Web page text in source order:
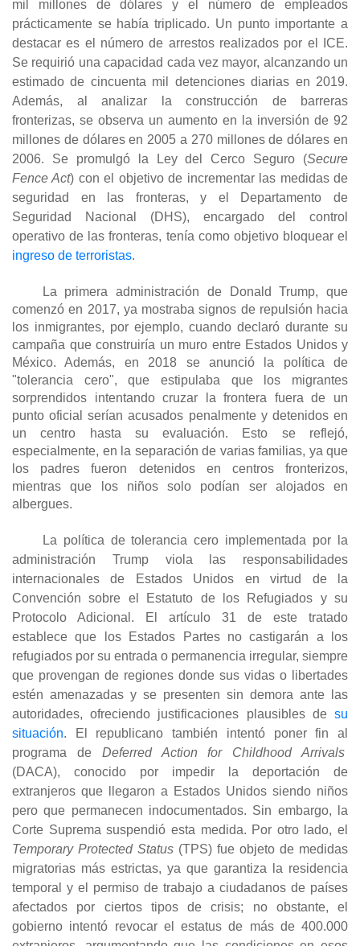
mil millones de dólares y el número de empleados
prácticamente se había triplicado. Un punto importante a
destacar es el número de arrestos realizados por el ICE.
Se requirió una capacidad cada vez mayor, alcanzando un
estimado de cincuenta mil detenciones diarias en 2019.
Además, al analizar la construcción de barreras
fronterizas, se observa un aumento en la inversión de 92
millones de dólares en 2005 a 270 millones de dólares en
2006. Se promulgó la Ley del Cerco Seguro (Secure
Fence Act) con el objetivo de incrementar las medidas de
seguridad en las fronteras, y el Departamento de
Seguridad Nacional (DHS), encargado del control
operativo de las fronteras, tenía como objetivo bloquear el
ingreso de terroristas.
La primera administración de Donald Trump, que
comenzó en 2017, ya mostraba signos de repulsión hacia
los inmigrantes, por ejemplo, cuando declaró durante su
campaña que construiría un muro entre Estados Unidos y
México. Además, en 2018 se anunció la política de
"tolerancia cero", que estipulaba que los migrantes
sorprendidos intentando cruzar la frontera fuera de un
punto oficial serían acusados ​​penalmente y detenidos en
un centro hasta su evaluación. Esto se reflejó,
especialmente, en la separación de varias familias, ya que
los padres fueron detenidos en centros fronterizos,
mientras que los niños solo podían ser alojados en
albergues.
La política de tolerancia cero implementada por la
administración Trump viola las responsabilidades
internacionales de Estados Unidos en virtud de la
Convención sobre el Estatuto de los Refugiados y su
Protocolo Adicional. El artículo 31 de este tratado
establece que los Estados Partes no castigarán a los
refugiados por su entrada o permanencia irregular, siempre
que provengan de regiones donde sus vidas o libertades
estén amenazadas y se presenten sin demora ante las
autoridades, ofreciendo justificaciones plausibles de su
situación. El republicano también intentó poner fin al
programa de Deferred Action for Childhood Arrivals
(DACA), conocido por impedir la deportación de
extranjeros que llegaron a Estados Unidos siendo niños
pero que permanecen indocumentados. Sin embargo, la
Corte Suprema suspendió esta medida. Por otro lado, el
Temporary Protected Status (TPS) fue objeto de medidas
migratorias más estrictas, ya que garantiza la residencia
temporal y el permiso de trabajo a ciudadanos de países
afectados por ciertos tipos de crisis; no obstante, el
gobierno intentó revocar el estatus de más de 400.000